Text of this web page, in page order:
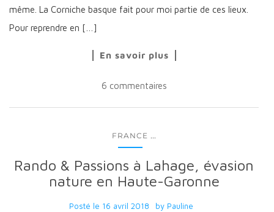
même. La Corniche basque fait pour moi partie de ces lieux.
Pour reprendre en […]
En savoir plus
6 commentaires
FRANCE
Rando & Passions à Lahage, évasion
nature en Haute-Garonne
Posté le 16 avril 2018 by Pauline